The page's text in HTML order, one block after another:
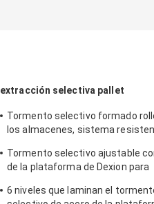
extracción selectiva pallet
Tormento selectivo formado
los almacenes, sistema
plataforma
Tormento selectivo ajustable
de la plataforma de Dexion para
6 niveles que laminan el